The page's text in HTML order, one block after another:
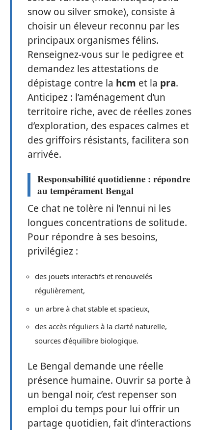
snow ou silver smoke), consiste à
choisir un éleveur reconnu par les
principaux organismes félins.
Renseignez-vous sur le pedigree et
demandez les attestations de
dépistage contre la hcm et la pra.
Anticipez : l’aménagement d’un
territoire riche, avec de réelles zones
d’exploration, des espaces calmes et
des griffoirs résistants, facilitera son
arrivée.
Responsabilité quotidienne : répondre
au tempérament Bengal
Ce chat ne tolère ni l’ennui ni les
longues concentrations de solitude.
Pour répondre à ses besoins,
privilégiez :
des jouets interactifs et renouvelés
régulièrement,
un arbre à chat stable et spacieux,
des accès réguliers à la clarté naturelle,
sources d’équilibre biologique.
Le Bengal demande une réelle
présence humaine. Ouvrir sa porte à
un bengal noir, c’est repenser son
emploi du temps pour lui offrir un
partage quotidien, fait d’interactions